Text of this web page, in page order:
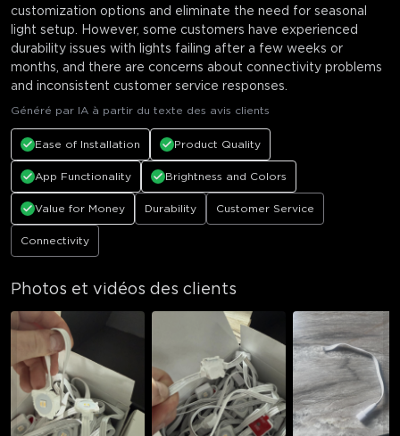
customization options and eliminate the need for seasonal
light setup. However, some customers have experienced
durability issues with lights failing after a few weeks or
months, and there are concerns about connectivity problems
and inconsistent customer service responses.
Généré par IA à partir du texte des avis clients
Ease of Installation Product Quality
App Functionality Brightness and Colors
Value for Money Durability Customer Service
Connectivity
Photos et vidéos des clients